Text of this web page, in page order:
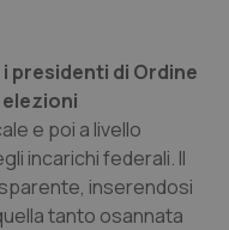
presidenti di Ordine
e poi a livello
incarichi federali. Il
inserendosi
tanto osannata
.youtube.com